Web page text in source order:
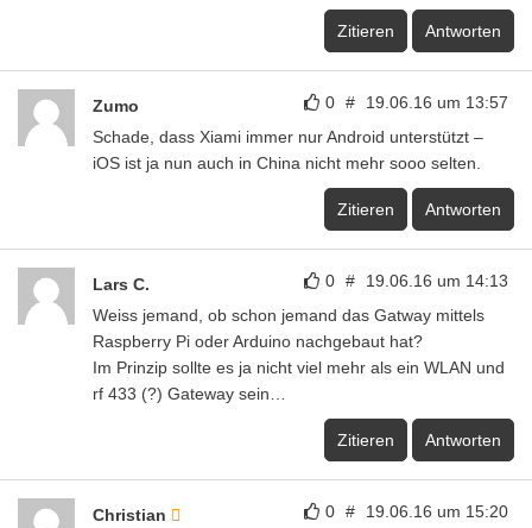
Zitieren Antworten
0 # 19.06.16 um 13:57
Zumo
Schade, dass Xiami immer nur Android unterstützt –
iOS ist ja nun auch in China nicht mehr sooo selten.
Zitieren Antworten
0 # 19.06.16 um 14:13
Lars C.
Weiss jemand, ob schon jemand das Gatway mittels
Raspberry Pi oder Arduino nachgebaut hat?
Im Prinzip sollte es ja nicht viel mehr als ein WLAN und
rf 433 (?) Gateway sein…
Zitieren Antworten
0 # 19.06.16 um 15:20
Christian